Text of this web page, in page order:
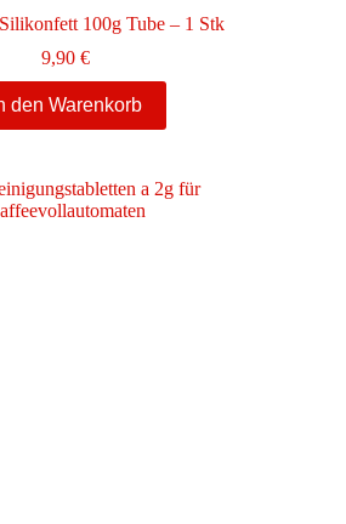
100g Tube – 1 Stk
9,90€
den Warenkorb